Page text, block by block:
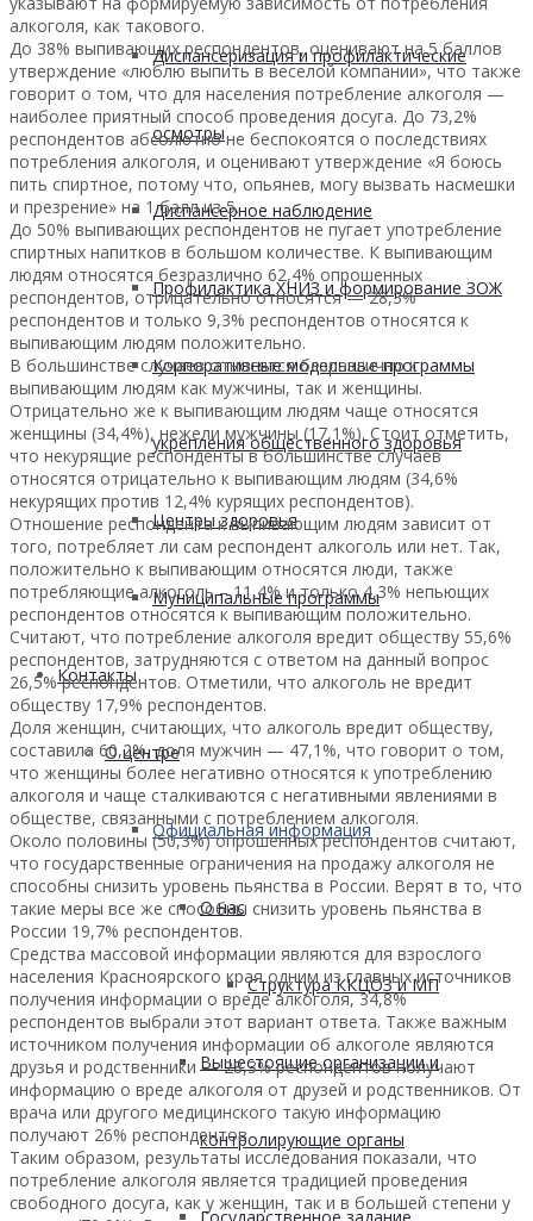
Диспансеризация и профилактические
осмотры
Диспансерное наблюдение
Профилактика ХНИЗ и формирование ЗОЖ
Корпоративные модельные программы
укрепления общественного здоровья
Центры здоровья
Муниципальные программы
Контакты
О центре
Официальная информация
О нас
Структура ККЦОЗ и МП
Вышестоящие организации и
контролирующие органы
алкоголя, как такового.
До 38% выпивающих респондентов, оценивают на 5 баллов
утверждение «люблю выпить в веселой компании», что также
говорит о том, что для населения потребление алкоголя —
наиболее приятный способ проведения досуга. До 73,2%
респондентов абсолютно не беспокоятся о последствиях
потребления алкоголя, и оценивают утверждение «Я боюсь
пить спиртное, потому что, опьянев, могу вызвать насмешки
и презрение» на 1 балл из 5.
До 50% выпивающих респондентов не пугает употребление
спиртных напитков в большом количестве. К выпивающим
людям относятся безразлично 62,4% опрошенных
респондентов, отрицательно относятся — 28,3%
респондентов и только 9,3% респондентов относятся к
выпивающим людям положительно.
В большинстве случаев относятся безразлично к
выпивающим людям как мужчины, так и женщины.
Отрицательно же к выпивающим людям чаще относятся
женщины (34,4%), нежели мужчины (17,1%). Стоит отметить,
что некурящие респонденты в большинстве случаев
относятся отрицательно к выпивающим людям (34,6%
некурящих против 12,4% курящих респондентов).
Отношение респондента к выпивающим людям зависит от
того, потребляет ли сам респондент алкоголь или нет. Так,
положительно к выпивающим относятся люди, также
потребляющие алкоголь – 11,4% и только 4,3% непьющих
респондентов относятся к выпивающим положительно.
Считают, что потребление алкоголя вредит обществу 55,6%
респондентов, затрудняются с ответом на данный вопрос
26,5% респондентов. Отметили, что алкоголь не вредит
обществу 17,9% респондентов.
Доля женщин, считающих, что алкоголь вредит обществу,
составила 60,2%, доля мужчин — 47,1%, что говорит о том,
что женщины более негативно относятся к употреблению
алкоголя и чаще сталкиваются с негативными явлениями в
обществе, связанными с потреблением алкоголя.
Около половины (50,3%) опрошенных респондентов считают,
что государственные ограничения на продажу алкоголя не
способны снизить уровень пьянства в России. Верят в то, что
такие меры все же способны снизить уровень пьянства в
России 19,7% респондентов.
Средства массовой информации являются для взрослого
населения Красноярского края одним из главных источников
получения информации о вреде алкоголя, 34,8%
респондентов выбрали этот вариант ответа. Также важным
источником получения информации об алкоголе являются
друзья и родственники — 28,3% респондентов получают
информацию о вреде алкоголя от друзей и родственников. От
врача или другого медицинского такую информацию
получают 26% респондентов.
Таким образом, результаты исследования показали, что
потребление алкоголя является традицией проведения
свободного досуга, как у женщин, так и в большей степени у